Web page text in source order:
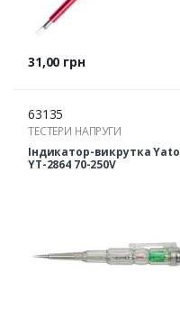
Ціна
31,00 грн
63135
ТЕСТЕРИ НАПРУГИ
Індикатор-викрутка Yato
YT-2864 70-250V